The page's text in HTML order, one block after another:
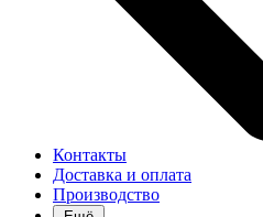
Контакты
Доставка и оплата
Производство